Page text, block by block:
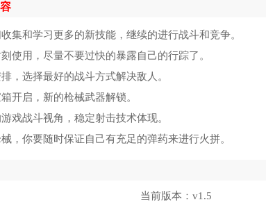
集和学习更多的新技能，继续的进行战斗和竞争。
使用，尽量不要过快的暴露自己的行踪了。
，选择最好的战斗方式解决敌人。
开启，新的枪械武器解锁。
戏战斗视角，稳定射击技术体现。
，你要随时保证自己有充足的弹药来进行火拼。
当前版本： v1.5